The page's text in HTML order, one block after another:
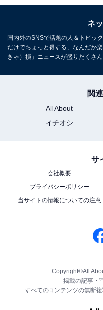
ネ
国内外のSNSで話題の人＆トピッ
だけでちょっと得する、なんだか
きゃ）損」ニュースが盛りだくさん
関
All About
イチオシ
サ
会社概要
プライバシーポリシー
当サイトの情報についての注意
Copyright©All
掲載の記事・
すべてのコンテンツの無断